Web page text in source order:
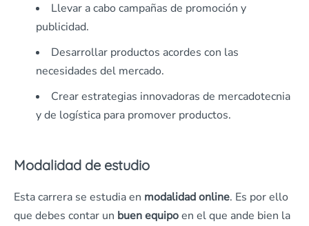
Llevar a cabo campañas de promoción y
publicidad.
Desarrollar productos acordes con las
necesidades del mercado.
Crear estrategias innovadoras de mercadotecnia
y de logística para promover productos.
Modalidad de estudio
Esta carrera se estudia en modalidad online. Es por ello
que debes contar un buen equipoen el que ande bien la